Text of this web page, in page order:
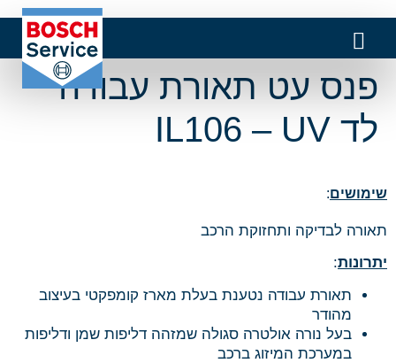
פנס עט תאורת עבודה
לד IL106 – UV
שימושים:
תאורה לבדיקה ותחזוקת הרכב
יתרונות:
תאורת עבודה נטענת בעלת מארז קומפקטי בעיצוב
מהודר
בעל נורה אולטרה סגולה שמזהה דליפות שמן ודליפות
במערכת המיזוג ברכב